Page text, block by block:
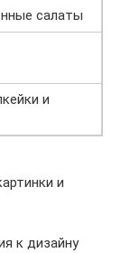
салаты
и
и
к дизайну